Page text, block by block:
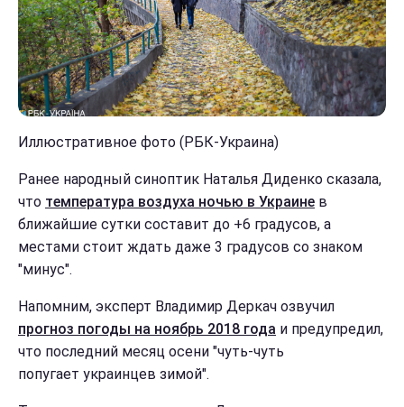
Иллюстративное фото (РБК-Украина)
Ранее народный синоптик Наталья Диденко сказала,
что температура воздуха ночью в Украине в
ближайшие сутки составит до +6 градусов, а
местами стоит ждать даже 3 градусов со знаком
"минус".
Напомним, эксперт Владимир Деркач озвучил
прогноз погоды на ноябрь 2018 года и предупредил,
что последний месяц осени "чуть-чуть
попугает украинцев зимой".